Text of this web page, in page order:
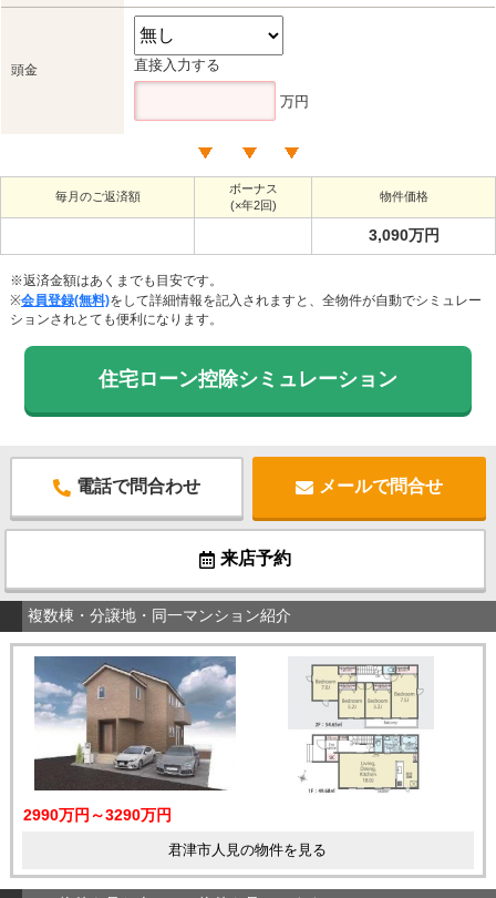
頭金 直接入力する
万円
毎月のご返済額
ボーナス
(×年2回)
物件価格
3,090万円
※返済金額はあくまでも目安です。
※会員登録(無料)をして詳細情報を記入されますと、全物件が自動でシミュレー
ションされとても便利になります。
住宅ローン控除シミュレーション
電話で問合わせ メールで問合せ
来店予約
複数棟・分譲地・同一マンション紹介
2990万円～3290万円
君津市人見の物件を見る